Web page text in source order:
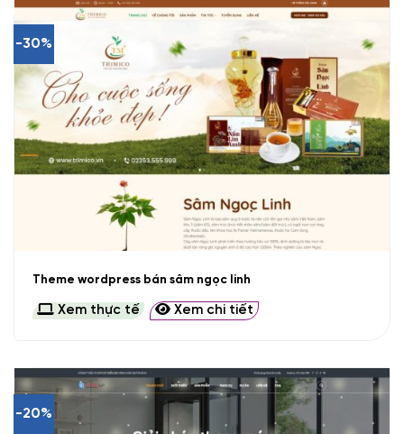
-30%
Theme wordpress bán sâm ngọc linh
Xem thực tế Xem chi tiết
-20%